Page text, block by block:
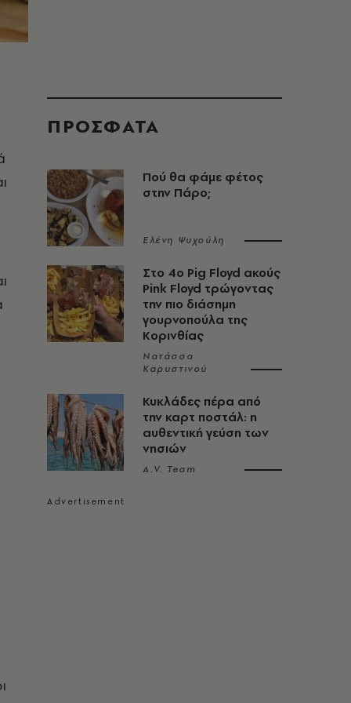
ΠΡΟΣΦΑΤΑ
Πού θα φάμε φέτος
στην Πάρο;
Ελένη Ψυχούλη
Στο 4ο Pig Floyd ακούς
Pink Floyd τρώγοντας
την πιο διάσημη
γουρνοπούλα της
Κορινθίας
Νατάσσα
Καρυστινού
Κυκλάδες πέρα από
την καρτ ποστάλ: η
αυθεντική γεύση των
νησιών
A.V. Team